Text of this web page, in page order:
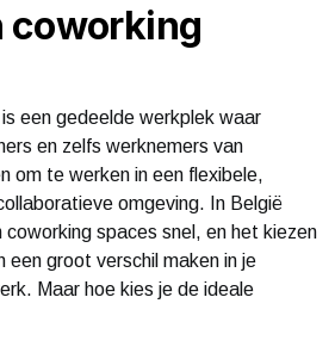
coworking
een gedeelde werkplek waar
en zelfs werknemers van
om te werken in een flexibele,
omgeving. In België
spaces snel, en het kiezen
een groot verschil maken in je
Maar hoe kies je de ideale